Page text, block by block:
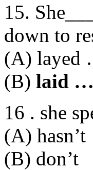
15.
down to
(A)
(B) laid
16 . she
(A)
(B)